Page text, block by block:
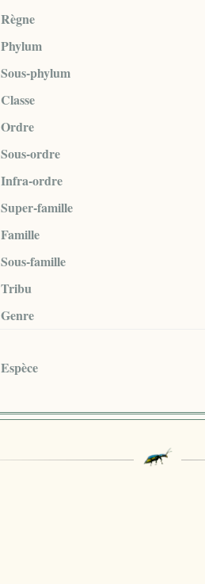
Règne
Phylum
Sous-phylum
Classe
Ordre
Sous-ordre
Infra-ordre
Super-famille
Famille
Sous-famille
Tribu
Genre
Espèce